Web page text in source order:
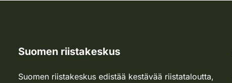
Suomen riistakeskus
Suomen riistakeskus edistää kestävää riistataloutta,